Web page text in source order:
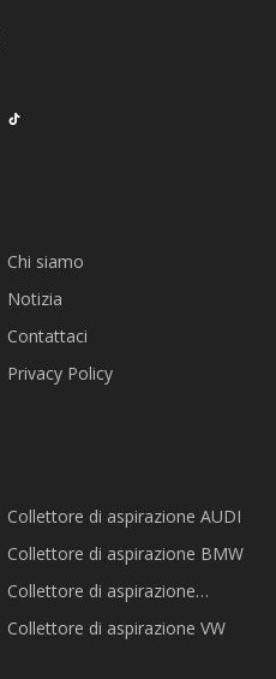
Chi siamo
Notizia
Contattaci
Privacy Policy
Collettore di aspirazione AUDI
Collettore di aspirazione BMW
Collettore di aspirazione
MAZDA
Collettore di aspirazione VW